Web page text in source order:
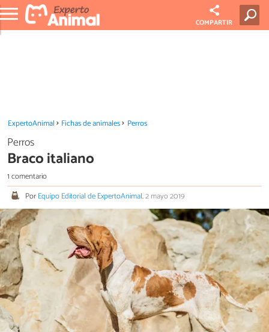
COMPARTIR
ExpertoAnimal Fichas de animales Perros
Perros
Braco italiano
1 comentario
PorEquipo Editorial de ExpertoAnimal.2 mayo 2019